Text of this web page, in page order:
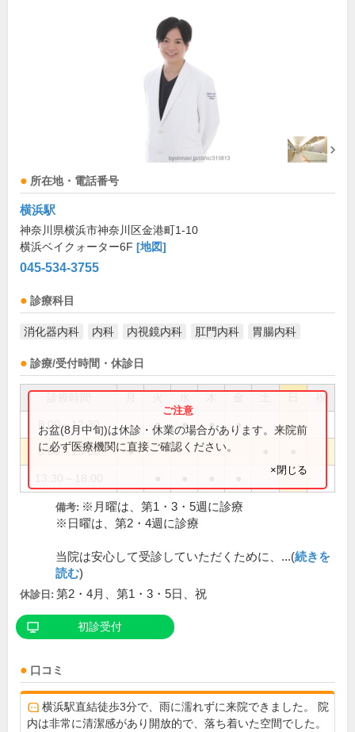
所在地・電話番号
横浜駅
神奈川県横浜市神奈川区金港町1-10
横浜ベイクォーター6F [地図]
045-534-3755
診療科目
消化器内科 内科 内視鏡内科 肛門内科 胃腸内科
診療/受付時間・休診日
祝
8:00～12:30 ● ● ● ●
8:00～13:00 ●
お盆(8月中旬)は休診・休業の場合があります。来院前
に必ず医療機関に直接ご確認ください。
×閉じる
備考: ※月曜は、第1・3・5週に診療
※日曜は、第2・4週に診療
当院は安心して受診していただくために、...(続きを
読む)
休診日: 第2・4月、第1・3・5日、祝
初診受付
口コミ
横浜駅直結徒歩3分で、雨に濡れずに来院できました。 院
内は非常に清潔感があり開放的で、落ち着いた空間でした。